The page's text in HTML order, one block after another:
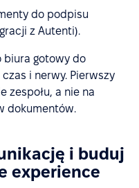
do podpisu
z Autenti).
biura gotowy do
czas i nerwy. Pierwszy
zespołu, a nie na
dokumentów.
i buduj
experience